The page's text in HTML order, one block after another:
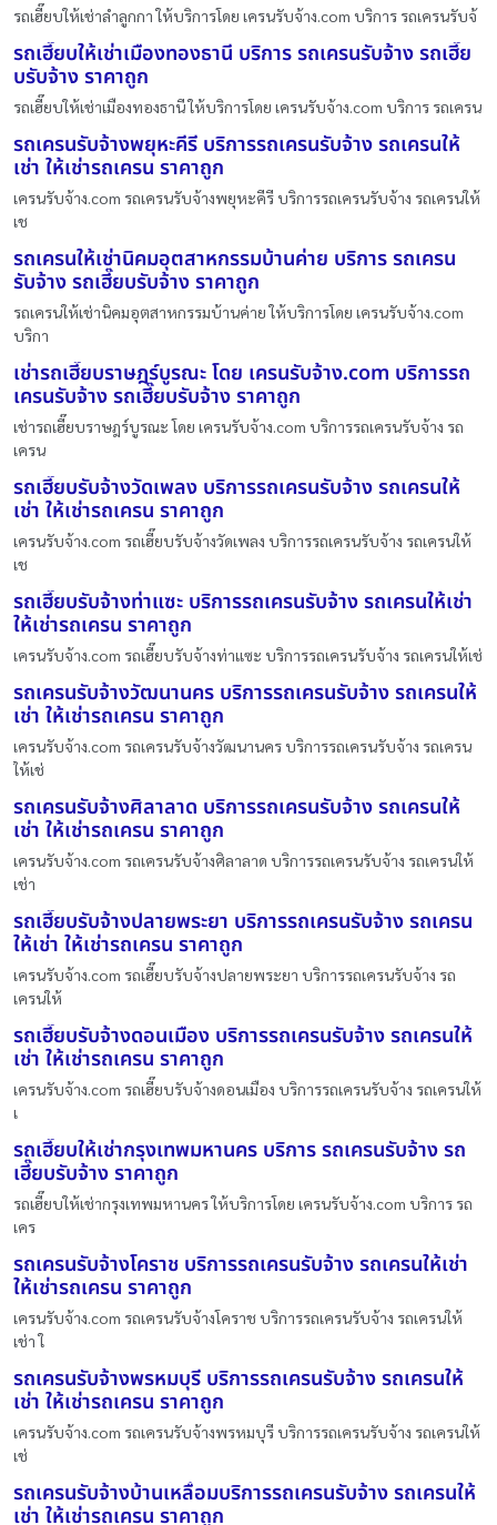
รถเฮี๊ยบให้เช่าลำลูกกา ให้บริการโดย เครนรับจ้าง.com บริการ รถเครนรับจ้
รถเฮี๊ยบให้เช่าเมืองทองธานี บริการ รถเครนรับจ้าง รถเฮี๊ย
บรับจ้าง ราคาถูก
รถเฮี๊ยบให้เช่าเมืองทองธานี ให้บริการโดย เครนรับจ้าง.com บริการ รถเครน
รถเครนรับจ้างพยุหะคีรี บริการรถเครนรับจ้าง รถเครนให้
เช่า ให้เช่ารถเครน ราคาถูก
เครนรับจ้าง.com รถเครนรับจ้างพยุหะคีรี บริการรถเครนรับจ้าง รถเครนให้
เช
รถเครนให้เช่านิคมอุตสาหกรรมบ้านค่าย บริการ รถเครน
รับจ้าง รถเฮี๊ยบรับจ้าง ราคาถูก
รถเครนให้เช่านิคมอุตสาหกรรมบ้านค่าย ให้บริการโดย เครนรับจ้าง.com
บริกา
เช่ารถเฮี๊ยบราษฎร์บูรณะ โดย เครนรับจ้าง.com บริการรถ
เครนรับจ้าง รถเฮี๊ยบรับจ้าง ราคาถูก
เช่ารถเฮี๊ยบราษฎร์บูรณะ โดย เครนรับจ้าง.com บริการรถเครนรับจ้าง รถ
เครน
รถเฮี๊ยบรับจ้างวัดเพลง บริการรถเครนรับจ้าง รถเครนให้
เช่า ให้เช่ารถเครน ราคาถูก
เครนรับจ้าง.com รถเฮี๊ยบรับจ้างวัดเพลง บริการรถเครนรับจ้าง รถเครนให้
เช
รถเฮี๊ยบรับจ้างท่าแซะ บริการรถเครนรับจ้าง รถเครนให้เช่า
ให้เช่ารถเครน ราคาถูก
เครนรับจ้าง.com รถเฮี๊ยบรับจ้างท่าแซะ บริการรถเครนรับจ้าง รถเครนให้เช่
รถเครนรับจ้างวัฒนานคร บริการรถเครนรับจ้าง รถเครนให้
เช่า ให้เช่ารถเครน ราคาถูก
เครนรับจ้าง.com รถเครนรับจ้างวัฒนานคร บริการรถเครนรับจ้าง รถเครน
ให้เช่
รถเครนรับจ้างศิลาลาด บริการรถเครนรับจ้าง รถเครนให้
เช่า ให้เช่ารถเครน ราคาถูก
เครนรับจ้าง.com รถเครนรับจ้างศิลาลาด บริการรถเครนรับจ้าง รถเครนให้
เช่า
รถเฮี๊ยบรับจ้างปลายพระยา บริการรถเครนรับจ้าง รถเครน
ให้เช่า ให้เช่ารถเครน ราคาถูก
เครนรับจ้าง.com รถเฮี๊ยบรับจ้างปลายพระยา บริการรถเครนรับจ้าง รถ
เครนให้
รถเฮี๊ยบรับจ้างดอนเมือง บริการรถเครนรับจ้าง รถเครนให้
เช่า ให้เช่ารถเครน ราคาถูก
เครนรับจ้าง.com รถเฮี๊ยบรับจ้างดอนเมือง บริการรถเครนรับจ้าง รถเครนให้
เ
รถเฮี๊ยบให้เช่ากรุงเทพมหานคร บริการ รถเครนรับจ้าง รถ
เฮี๊ยบรับจ้าง ราคาถูก
รถเฮี๊ยบให้เช่ากรุงเทพมหานคร ให้บริการโดย เครนรับจ้าง.com บริการ รถ
เคร
รถเครนรับจ้างโคราช บริการรถเครนรับจ้าง รถเครนให้เช่า
ให้เช่ารถเครน ราคาถูก
เครนรับจ้าง.com รถเครนรับจ้างโคราช บริการรถเครนรับจ้าง รถเครนให้
เช่า ใ
รถเครนรับจ้างพรหมบุรี บริการรถเครนรับจ้าง รถเครนให้
เช่า ให้เช่ารถเครน ราคาถูก
เครนรับจ้าง.com รถเครนรับจ้างพรหมบุรี บริการรถเครนรับจ้าง รถเครนให้
เช่
รถเครนรับจ้างบ้านเหลื่อมบริการรถเครนรับจ้าง รถเครนให้
เช่า ให้เช่ารถเครน ราคาถูก